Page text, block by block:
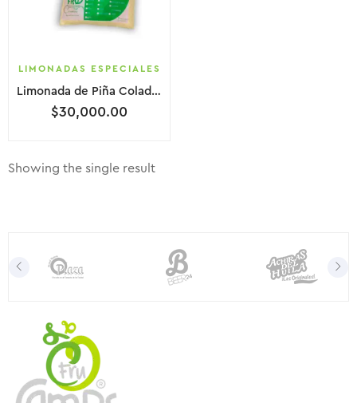
LIMONADAS ESPECIALES
Limonada de Piña Colada | Paquete x 10 Unidades
$30,000.00
Showing the single result